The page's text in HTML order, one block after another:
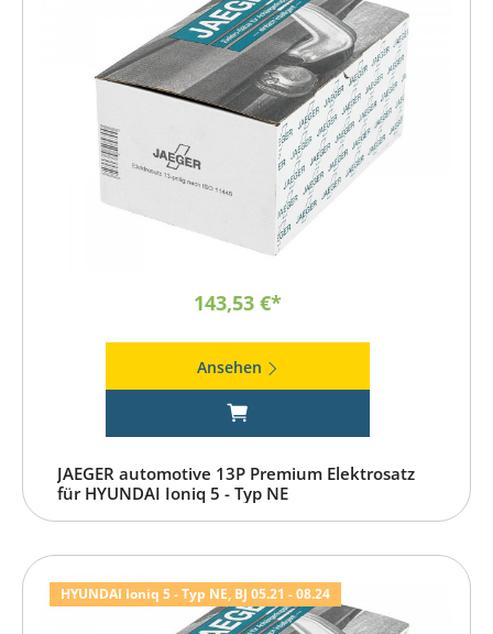
143,53 €*
Ansehen
JAEGER automotive 13P Premium Elektrosatz
für HYUNDAI Ioniq 5 - Typ NE
HYUNDAI Ioniq 5 - Typ NE, BJ 05.21 - 08.24